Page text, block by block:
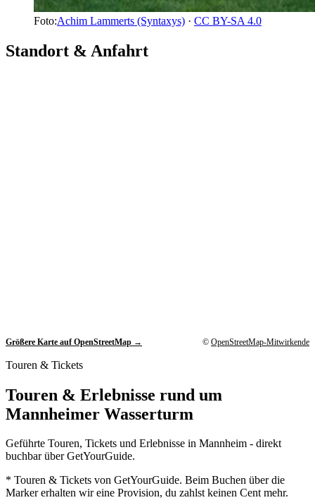
Foto:Achim Lammerts (Syntaxys) · CC BY-SA 4.0
Standort & Anfahrt
Größere Karte auf OpenStreetMap → © OpenStreetMap-Mitwirkende
Touren & Tickets
Touren & Erlebnisse rund um
Mannheimer Wasserturm
Geführte Touren, Tickets und Erlebnisse in Mannheim - direkt
buchbar über GetYourGuide.
* Touren & Tickets von GetYourGuide. Beim Buchen über die
Marker erhalten wir eine Provision, du zahlst keinen Cent mehr.